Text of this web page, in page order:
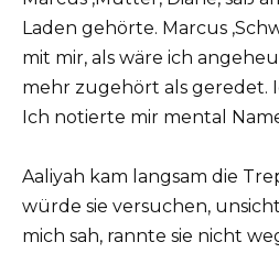
Laden gehörte. Marcus
mit mir, als wäre ich
mehr zugehört als geredet.
Ich notierte mir mental
Aaliyah kam langsam die
würde sie versuchen,
mich sah, rannte sie nicht